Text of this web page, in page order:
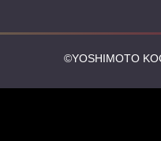
©YOSHIMOTO